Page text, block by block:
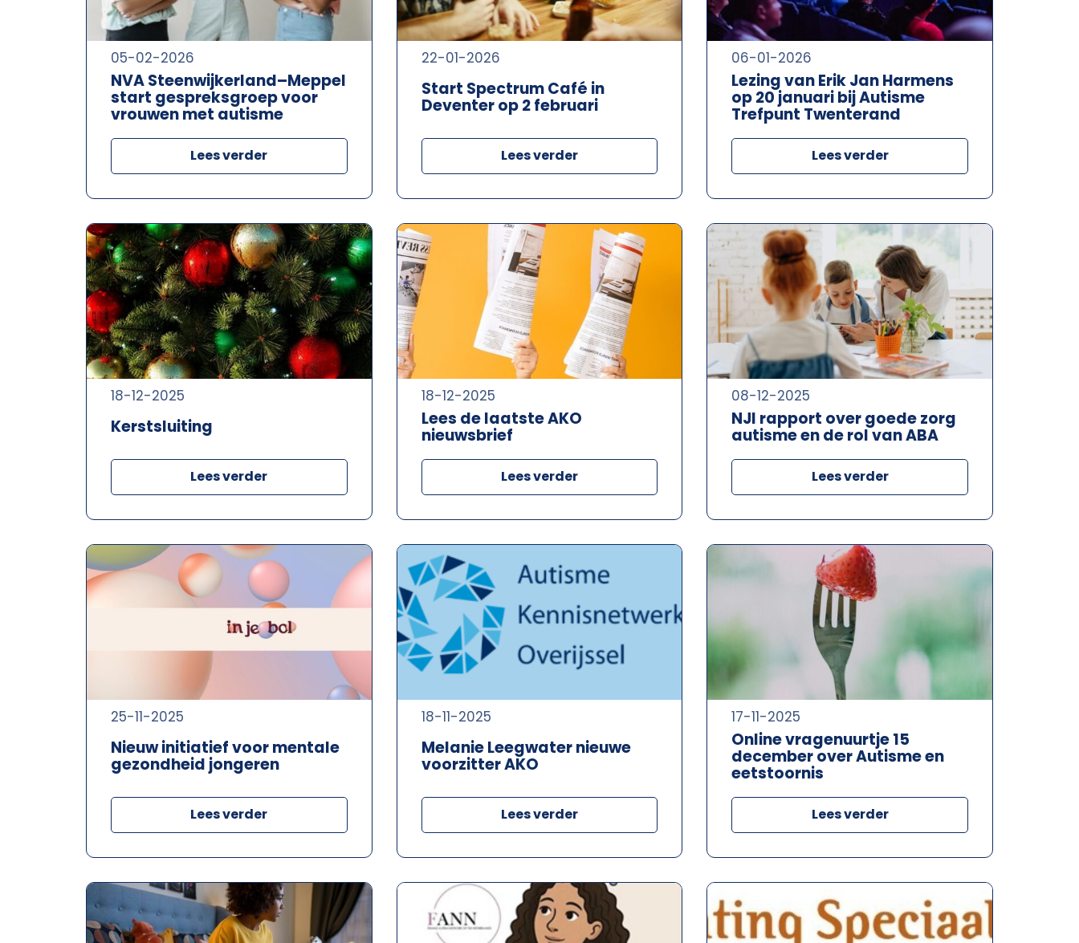
NVA Steenwijkerland–Meppel
start gespreksgroep voor
vrouwen met autisme
05-02-2026
Lees verder
Start Spectrum Café in
Deventer op 2 februari
22-01-2026
Lees verder
Lezing van Erik Jan Harmens
op 20 januari bij Autisme
Trefpunt Twenterand
06-01-2026
Lees verder
Kerstsluiting
18-12-2025
Lees verder
Lees de laatste AKO
nieuwsbrief
18-12-2025
Lees verder
NJI rapport over goede zorg
autisme en de rol van ABA
08-12-2025
Lees verder
Nieuw initiatief voor mentale
gezondheid jongeren
25-11-2025
Lees verder
Melanie Leegwater nieuwe
voorzitter AKO
18-11-2025
Lees verder
Online vragenuurtje 15
december over Autisme en
eetstoornis
17-11-2025
Lees verder